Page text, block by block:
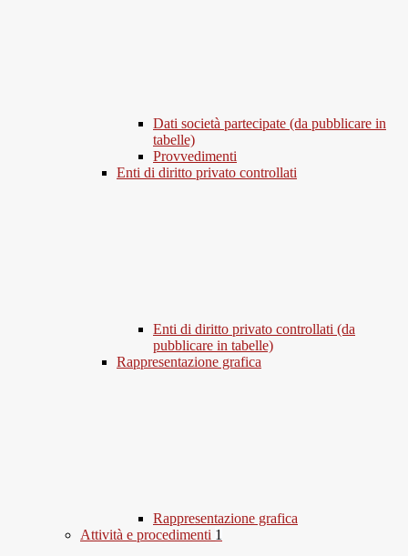
Dati società partecipate (da pubblicare in
tabelle)
Provvedimenti
Enti di diritto privato controllati
Enti di diritto privato controllati (da
pubblicare in tabelle)
Rappresentazione grafica
Rappresentazione grafica
Attività e procedimenti 1